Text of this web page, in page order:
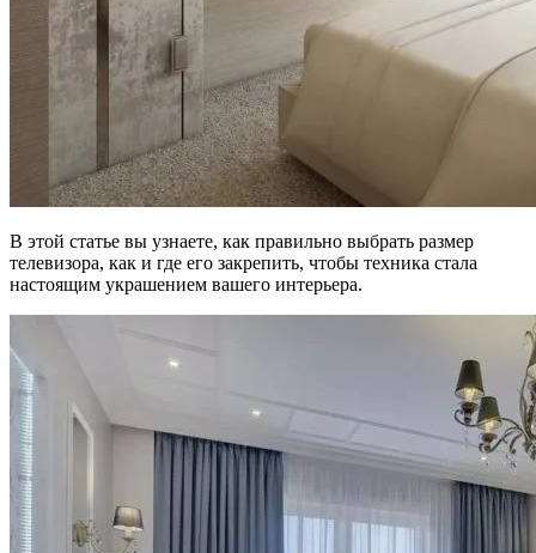
В этой статье вы узнаете, как правильно выбрать размер
телевизора, как и где его закрепить, чтобы техника стала
настоящим украшением вашего интерьера.